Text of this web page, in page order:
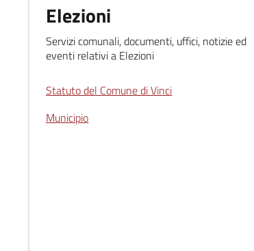
Elezioni
Servizi comunali, documenti, uffici, notizie ed
eventi relativi a Elezioni
Statuto del Comune di Vinci
Municipio